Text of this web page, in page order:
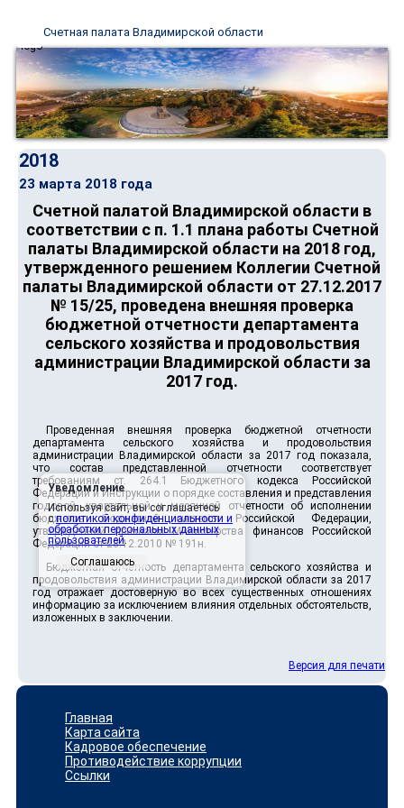
Счетная палата Владимирской области
2018
23 марта 2018 года
Счетной палатой Владимирской области в
соответствии с п. 1.1 плана работы Счетной
палаты Владимирской области на 2018 год,
утвержденного решением Коллегии Счетной
палаты Владимирской области от 27.12.2017
№ 15/25, проведена внешняя проверка
бюджетной отчетности департамента
сельского хозяйства и продовольствия
администрации Владимирской области за
2017 год.
Проведенная внешняя проверка бюджетной отчетности
департамента сельского хозяйства и продовольствия
администрации Владимирской области за 2017 год показала,
что состав представленной отчетности соответствует
требованиям ст. 264.1 Бюджетного кодекса Российской
Федерации и Инструкции о порядке составления и представления
годовой, квартальной и месячной отчетности об исполнении
бюджетов бюджетной системы Российской Федерации,
утвержденной приказом Министерства финансов Российской
Федерации от 28.12.2010 № 191н.
Бюджетная отчетность департамента сельского хозяйства и
продовольствия администрации Владимирской области за 2017
год отражает достоверную во всех существенных отношениях
информацию за исключением влияния отдельных обстоятельств,
изложенных в заключении.
Версия для печати
Главная
Карта сайта
Кадровое обеспечение
Противодействие коррупции
Ссылки
Уведомление
Используя сайт, вы соглашаетесь
сполитикой конфиденциальности и
обработки персональных данных
пользователей.
Соглашаюсь